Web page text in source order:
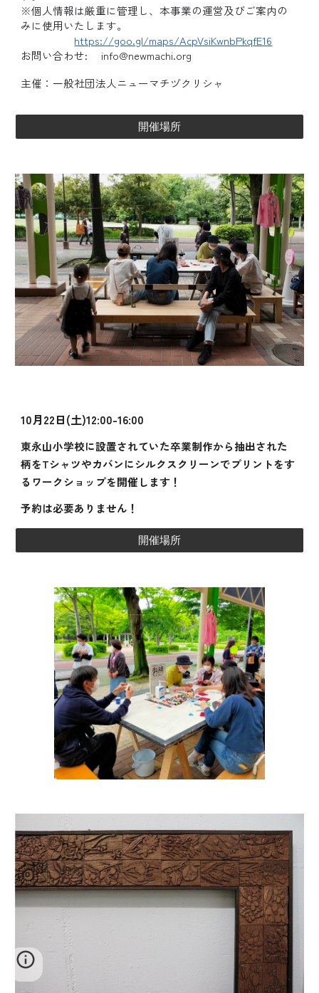
※個人情報は厳重に管理し、本事業の運営及びご案内の
みに使用いたします。
https://goo.gl/maps/AcpVsiKwnbPkqfE16
お問い合わせ: info@newmachi.org
主催：一般社団法人ニューマチヅクリシャ
開催場所
10月22日(土)12:00-16:00
東永山小学校に設置されていた卒業制作から抽出された
柄をTシャツやカバンにシルクスクリーンでプリントをす
るワークショップを開催します！
予約は必要ありません！
開催場所